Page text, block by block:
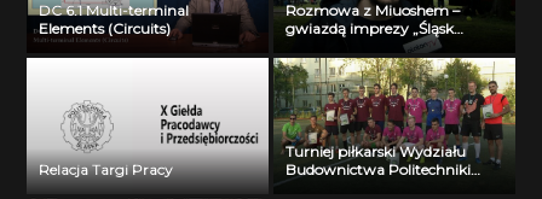
DC 6.1 Multi-terminal
Elements (Circuits)
Rozmowa z Miuoshem –
gwiazdą imprezy „Śląsk
Relacja Targi Pracy
Turniej piłkarski Wydziału
Budownictwa Politechniki
Śląskiej